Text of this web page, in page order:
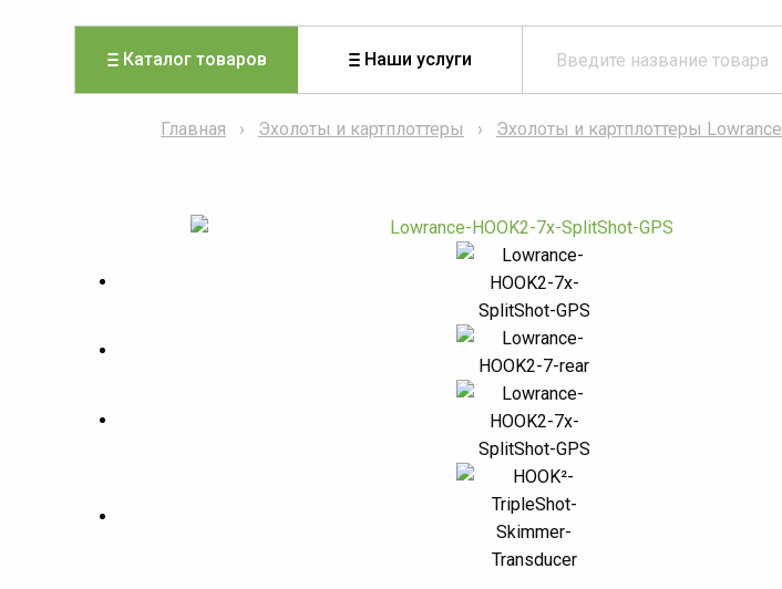
Каталог товаров Наши услуги
Главная Эхолоты и картплоттеры Эхолоты и картплоттеры Lowrance